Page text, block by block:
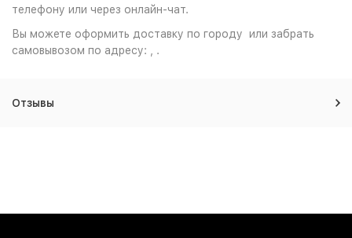
телефону или через онлайн-чат.
Вы можете оформить доставку по городу или забрать
самовывозом по адресу: , .
Отзывы